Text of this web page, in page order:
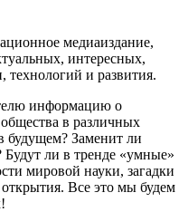
медиаиздание,
интересных,
технологий и развития.
информацию о
в различных
будущем? Заменит ли
ли в тренде «умные»
мировой науки, загадки
Все это мы будем